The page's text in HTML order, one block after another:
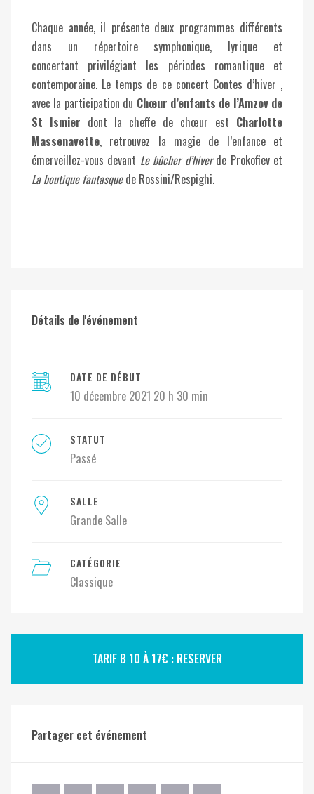
Chaque année, il présente deux programmes différents
dans un répertoire symphonique, lyrique et
concertant privilégiant les périodes romantique et
contemporaine. Le temps de ce concert Contes d’hiver ,
avec la participation du Chœur d’enfants de l’Amzov de
St Ismier dont la cheffe de chœur est Charlotte
Massenavette, retrouvez la magie de l’enfance et
émerveillez-vous devant Le bûcher d’hiverde Prokofiev et
La boutique fantasquede Rossini/Respighi.
Détails de l'événement
DATE DE DÉBUT
10 décembre 2021 20 h 30 min
STATUT
Passé
SALLE
Grande Salle
CATÉGORIE
Classique
TARIF B 10 À 17€ : RESERVER
Partager cet événement